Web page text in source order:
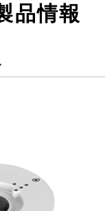
情報